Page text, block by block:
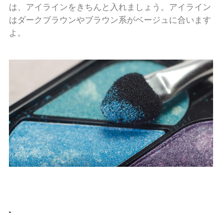
は、アイラインをきちんと入れましょう。アイライン
はダークブラウンやブラウン系がベージュに合います
よ。